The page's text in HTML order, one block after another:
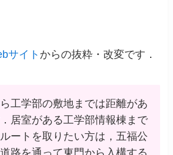
サイト からの抜粋・改変です．
工学部の敷地までは距離があ
居室がある工学部情報棟まで
ートを取りたい方は，五福公
路を通って東門から入構する